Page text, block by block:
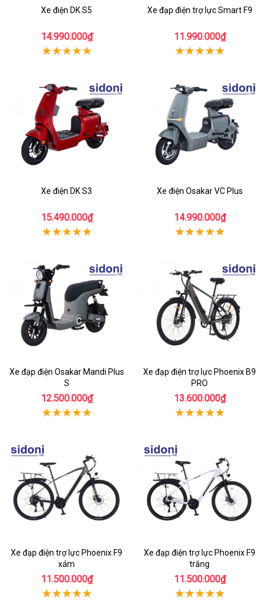
Xe điện DK S5
14.990.000₫
Xe đạp điện trợ lực Smart F9
11.990.000₫
Xe điện DK S3
15.490.000₫
Xe điện Osakar VC Plus
14.990.000₫
Xe đạp điện Osakar Mandi Plus
S
12.500.000₫
Xe đạp điện trợ lực Phoenix B9
PRO
13.600.000₫
Xe đạp điện trợ lực Phoenix F9
xám
11.500.000₫
Xe đạp điện trợ lực Phoenix F9
trắng
11.500.000₫